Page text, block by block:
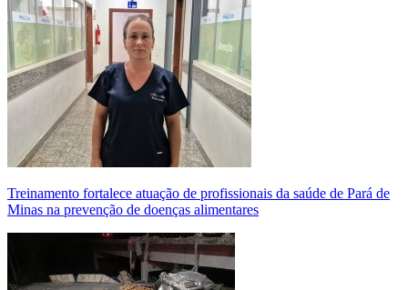
Treinamento fortalece atuação de profissionais da saúde de Pará de
Minas na prevenção de doenças alimentares